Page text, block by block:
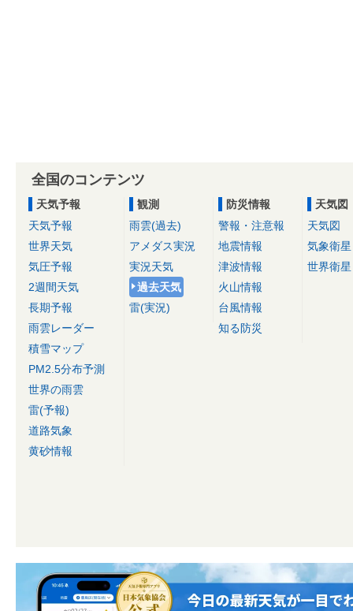
全国のコンテンツ
天気予報
天気予報
世界天気
気圧予報
2週間天気
長期予報
雨雲レーダー
積雪マップ
PM2.5分布予測
世界の雨雲
雷(予報)
道路気象
黄砂情報
観測
雨雲(過去)
アメダス実況
実況天気
過去天気
雷(実況)
防災情報
警報・注意報
地震情報
津波情報
火山情報
台風情報
知る防災
天気図
天気図
気象衛星
世界衛星